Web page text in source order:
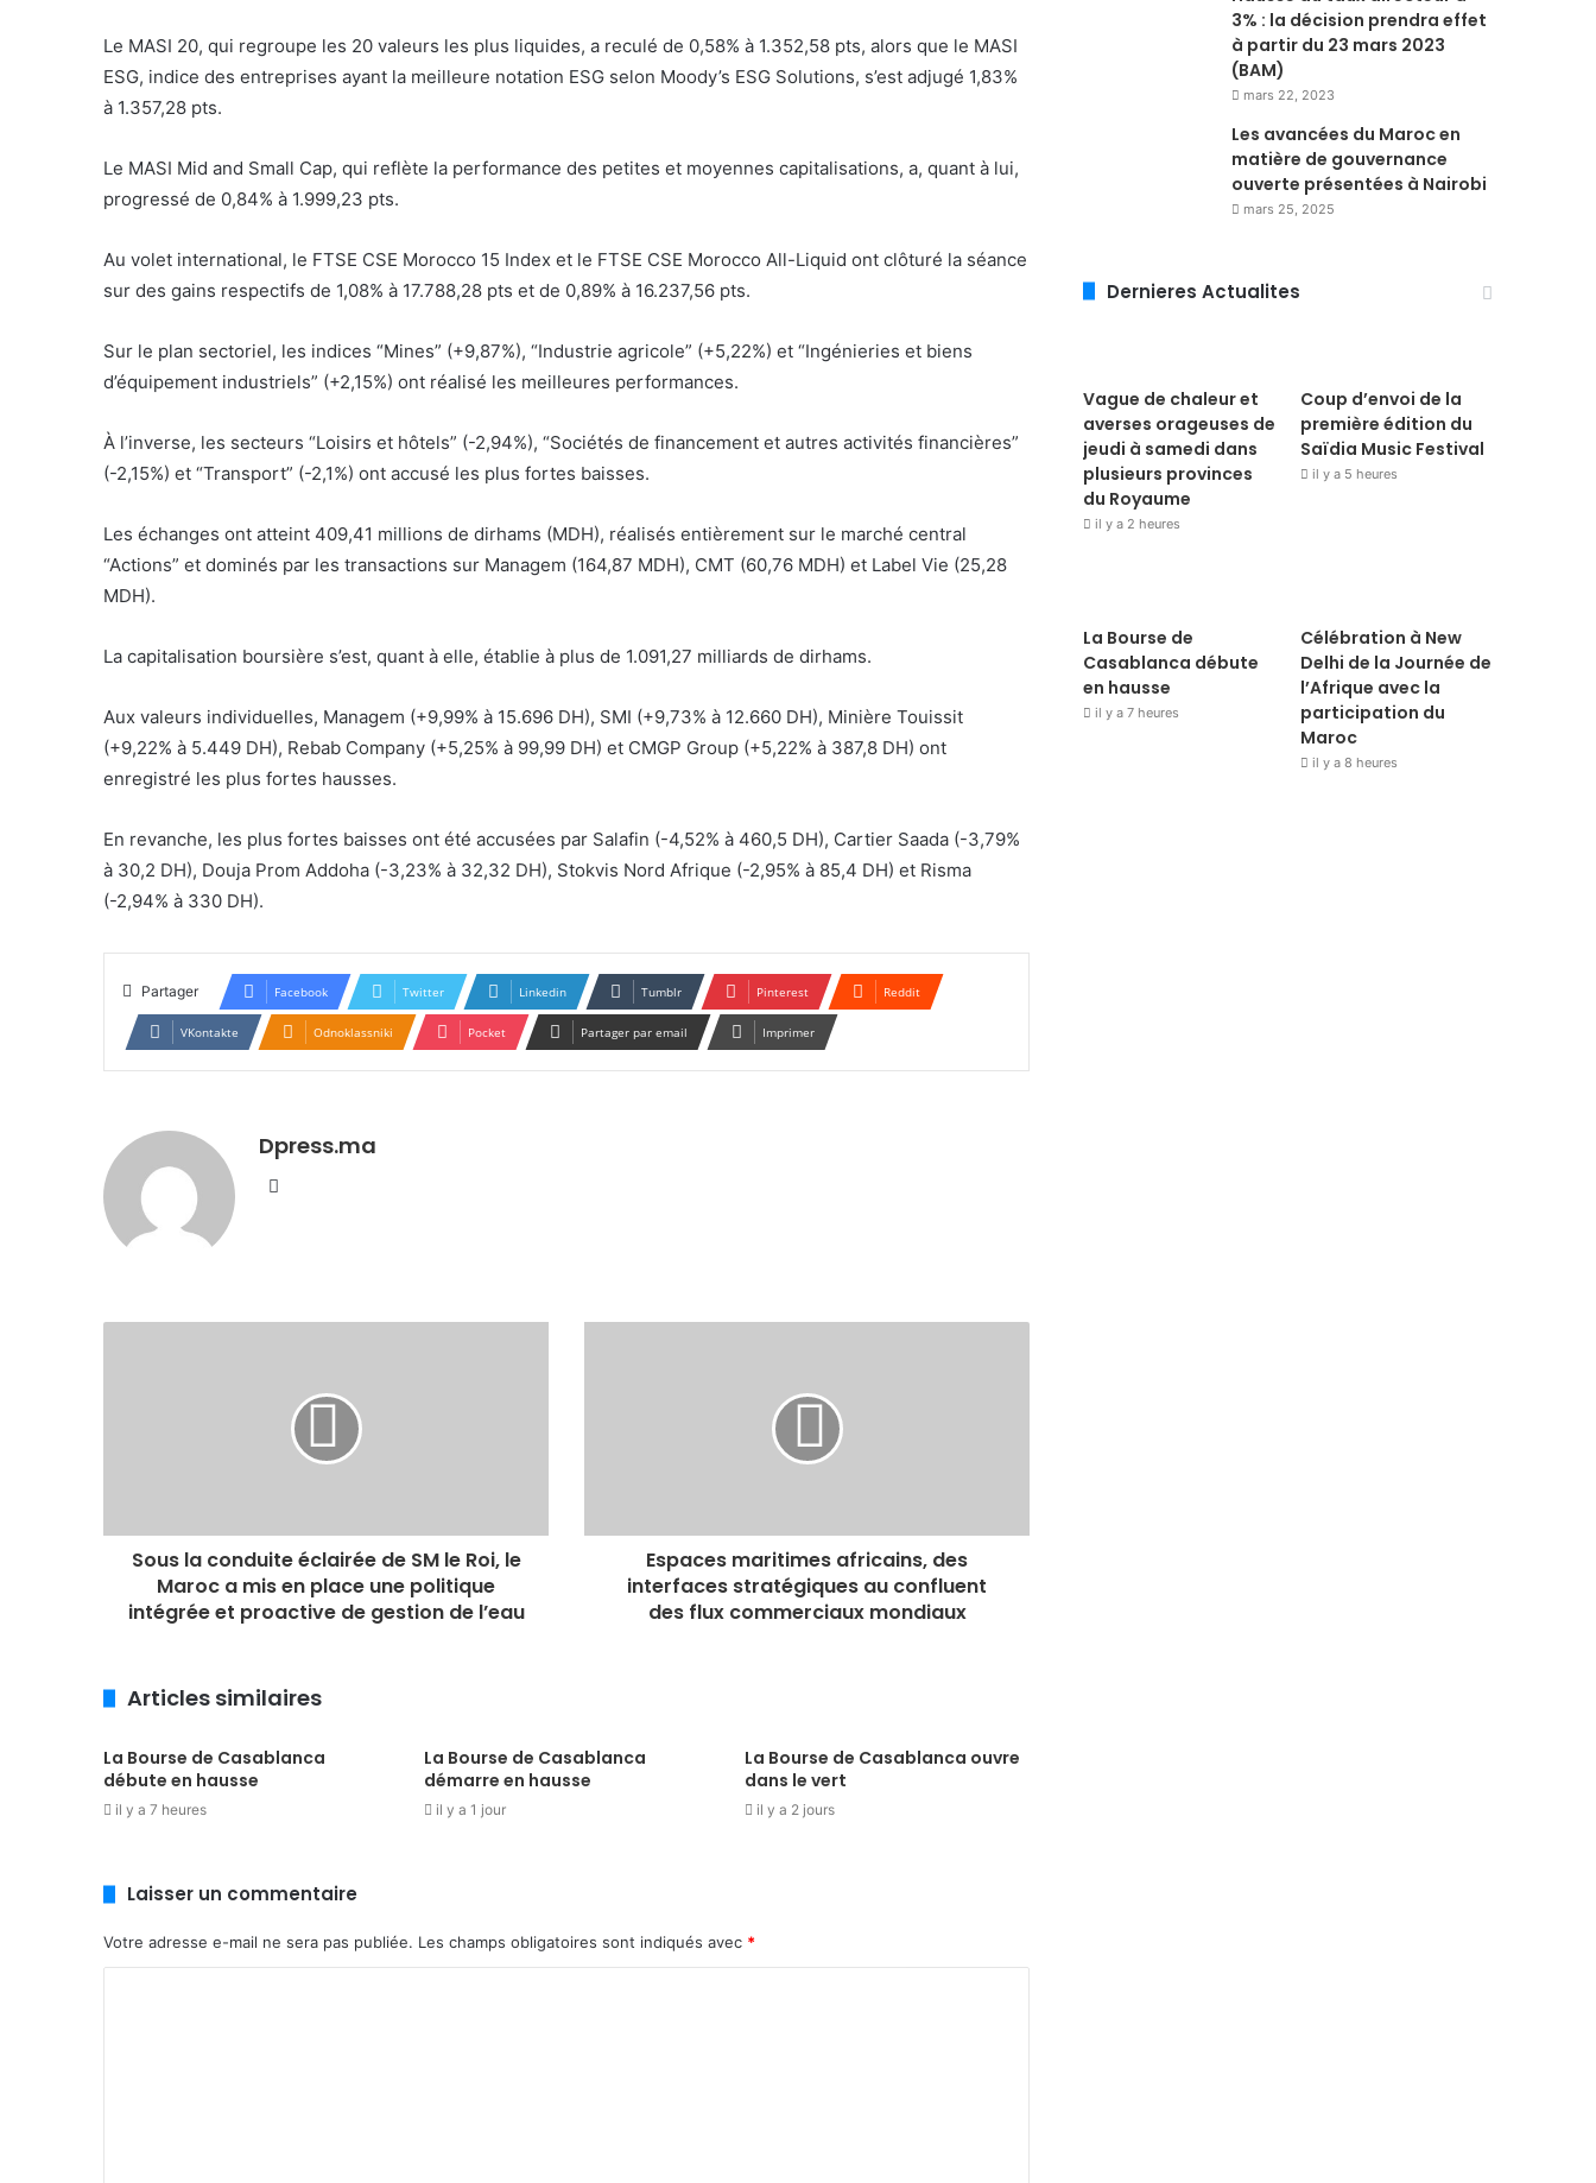
Le MASI 20, qui regroupe les 20 valeurs les plus liquides, a reculé de 0,58% à 1.352,58 pts, alors que le MASI
ESG, indice des entreprises ayant la meilleure notation ESG selon Moody’s ESG Solutions, s’est adjugé 1,83%
à 1.357,28 pts.
Le MASI Mid and Small Cap, qui reflète la performance des petites et moyennes capitalisations, a, quant à lui,
progressé de 0,84% à 1.999,23 pts.
Au volet international, le FTSE CSE Morocco 15 Index et le FTSE CSE Morocco All-Liquid ont clôturé la séance
sur des gains respectifs de 1,08% à 17.788,28 pts et de 0,89% à 16.237,56 pts.
Sur le plan sectoriel, les indices “Mines” (+9,87%), “Industrie agricole” (+5,22%) et “Ingénieries et biens
d’équipement industriels” (+2,15%) ont réalisé les meilleures performances.
À l’inverse, les secteurs “Loisirs et hôtels” (-2,94%), “Sociétés de financement et autres activités financières”
(-2,15%) et “Transport” (-2,1%) ont accusé les plus fortes baisses.
Les échanges ont atteint 409,41 millions de dirhams (MDH), réalisés entièrement sur le marché central
“Actions” et dominés par les transactions sur Managem (164,87 MDH), CMT (60,76 MDH) et Label Vie (25,28
MDH).
La capitalisation boursière s’est, quant à elle, établie à plus de 1.091,27 milliards de dirhams.
Aux valeurs individuelles, Managem (+9,99% à 15.696 DH), SMI (+9,73% à 12.660 DH), Minière Touissit
(+9,22% à 5.449 DH), Rebab Company (+5,25% à 99,99 DH) et CMGP Group (+5,22% à 387,8 DH) ont
enregistré les plus fortes hausses.
En revanche, les plus fortes baisses ont été accusées par Salafin (-4,52% à 460,5 DH), Cartier Saada (-3,79%
à 30,2 DH), Douja Prom Addoha (-3,23% à 32,32 DH), Stokvis Nord Afrique (-2,95% à 85,4 DH) et Risma
(-2,94% à 330 DH).
Partager Facebook Twitter Linkedin Tumblr Pinterest Reddit
VKontakte Odnoklassniki Pocket Partager par email Imprimer
Dpress.ma
Website
Sous la conduite éclairée de SM le Roi, le
Maroc a mis en place une politique
intégrée et proactive de gestion de l’eau
Espaces maritimes africains, des
interfaces stratégiques au confluent
des flux commerciaux mondiaux
Articles similaires
La Bourse de Casablanca
débute en hausse
il y a 7 heures
La Bourse de Casablanca
démarre en hausse
il y a 1 jour
La Bourse de Casablanca ouvre
dans le vert
il y a 2 jours
Laisser un commentaire
Votre adresse e-mail ne sera pas publiée. Les champs obligatoires sont indiqués avec *
3% : la décision prendra effet
à partir du 23 mars 2023
(BAM)
mars 22, 2023
Les avancées du Maroc en
matière de gouvernance
ouverte présentées à Nairobi
mars 25, 2025
Dernieres Actualites
Vague de chaleur et
averses orageuses de
jeudi à samedi dans
plusieurs provinces
du Royaume
il y a 2 heures
Coup d’envoi de la
première édition du
Saïdia Music Festival
il y a 5 heures
La Bourse de
Casablanca débute
en hausse
il y a 7 heures
Célébration à New
Delhi de la Journée de
l’Afrique avec la
participation du
Maroc
il y a 8 heures